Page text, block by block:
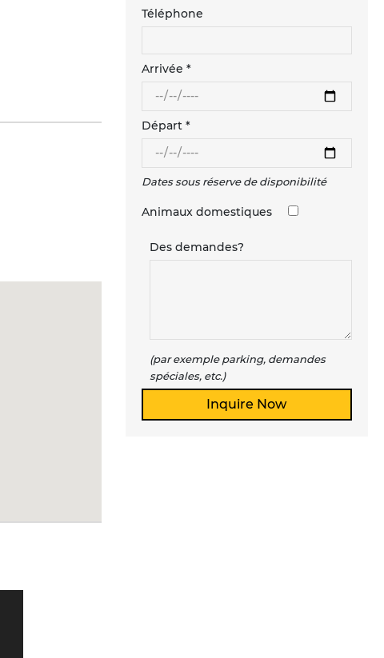
Téléphone
Arrivée *
Départ *
Dates sous réserve de disponibilité
Animaux domestiques
Des demandes?
(par exemple parking, demandes
spéciales, etc.)